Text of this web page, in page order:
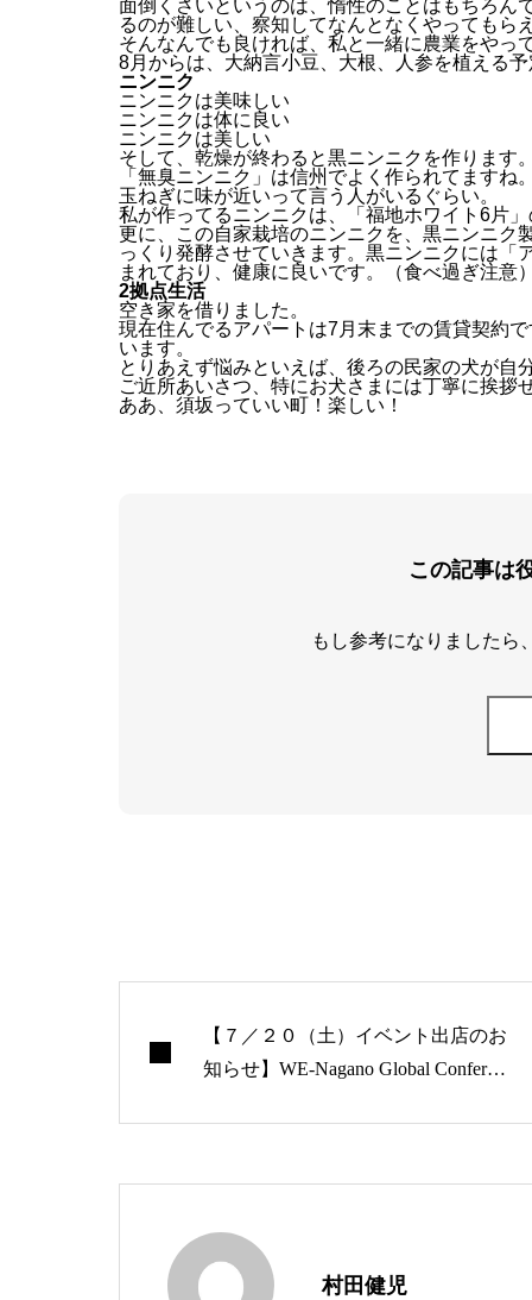
面倒くさいというのは、惰性のことはもちろん
るのが難しい、察知してなんとなくやってもら
そんなんでも良ければ、私と一緒に農業をやっ
8月からは、大納言小豆、大根、人参を植える
ニンニク
ニンニクは美味しい
ニンニクは体に良い
ニンニクは美しい
そして、乾燥が終わると黒ニンニクを作ります
「無臭ニンニク」は信州でよく作られてますね
玉ねぎに味が近いって言う人がいるぐらい。
私が作ってるニンニクは、「福地ホワイト6片
更に、この自家栽培のニンニクを、黒ニンニク
っくり発酵させていきます。黒ニンニクには「
まれており、健康に良いです。（食べ過ぎ注意
2拠点生活
空き家を借りました。
現在住んでるアパートは7月末までの賃貸契約
います。
とりあえず悩みといえば、後ろの民家の犬が自
ご近所あいさつ、特にお犬さまには丁寧に挨拶
ああ、須坂っていい町！楽しい！
この記事は
もし参考になりましたら
【７／２０（土）イベント出店のお
知らせ】WE-Nagano Global Conferen
村田健児